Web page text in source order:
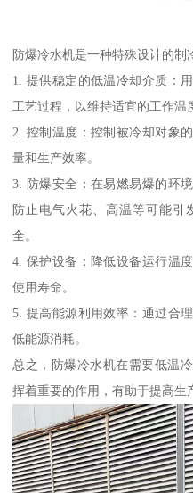
防爆冷水机是一种特殊设计的制
1. 提供稳定的低温冷却介质：
工艺过程，以维持适宜的工作温
2. 控制温度：控制被冷却对象
量和生产效率。
3. 防爆安全：在易燃易爆的环
防止电气火花、高温等可能引
全。
4. 保护设备：降低设备运行温
使用寿命。
5. 提高能源利用效率：通过合
低能源消耗。
总之，防爆冷水机在需要低温
挥着重要的作用，有助于提高生